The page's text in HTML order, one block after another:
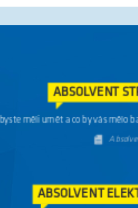
ABSOLVENT
měli umět a co by vás mělo
ABSOLVENT